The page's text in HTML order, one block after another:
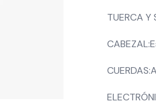
TUERCA Y
CABEZAL:
CUERDAS: